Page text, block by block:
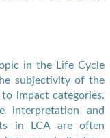
in the Life Cycle
subjectivity of the
impact categories.
interpretation and
in LCA are often